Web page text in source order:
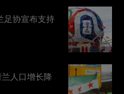
足协宣布支持
人口增长降